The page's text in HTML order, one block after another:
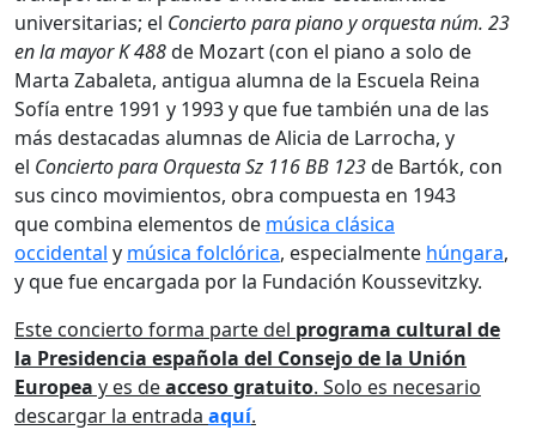
universitarias; el Concierto para piano y orquesta núm. 23
en la mayor K 488de Mozart (con el piano a solo de
Marta Zabaleta, antigua alumna de la Escuela Reina
Sofía entre 1991 y 1993 y que fue también una de las
más destacadas alumnas de Alicia de Larrocha, y
el Concierto para OrquestaSz 116 BB 123de Bartók, con
sus cinco movimientos, obra compuesta en 1943
que combina elementos de música clásica
occidental y música folclórica, especialmente húngara,
y que fue encargada por la Fundación Koussevitzky.
Este concierto forma parte del programa cultural de
la Presidencia española del Consejo de la Unión
Europea y es deacceso gratuito. Solo es necesario
descargar la entrada aquí.